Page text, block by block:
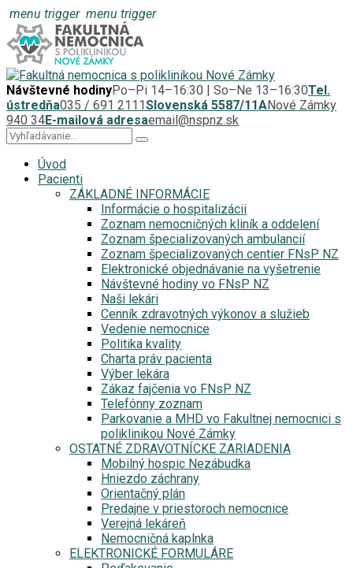
menu trigger menu trigger
Návštevné hodinyPo–Pi 14–16:30 | So–Ne 13–16:30Tel.
ústredňa035 / 691 2111Slovenská 5587/11ANové Zámky
940 34E-mailová adresaemail@nspnz.sk
Úvod
Pacienti
ZÁKLADNÉ INFORMÁCIE
Informácie o hospitalizácii
Zoznam nemocničných kliník a oddelení
Zoznam špecializovaných ambulancií
Zoznam špecializovaných centier FNsP NZ
Elektronické objednávanie na vyšetrenie
Návštevné hodiny vo FNsP NZ
Naši lekári
Cenník zdravotných výkonov a služieb
Vedenie nemocnice
Politika kvality
Charta práv pacienta
Výber lekára
Zákaz fajčenia vo FNsP NZ
Telefónny zoznam
Parkovanie a MHD vo Fakultnej nemocnici s
poliklinikou Nové Zámky
OSTATNÉ ZDRAVOTNÍCKE ZARIADENIA
Mobilný hospic Nezábudka
Hniezdo záchrany
Orientačný plán
Predajne v priestoroch nemocnice
Verejná lekáreň
Nemocničná kaplnka
ELEKTRONICKÉ FORMULÁRE